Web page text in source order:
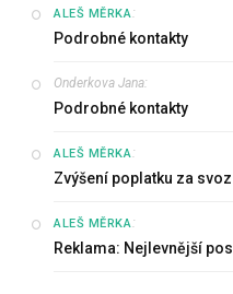
ALEŠ MĚRKA:
Podrobné kontakty
Onderkova Jana:
Podrobné kontakty
ALEŠ MĚRKA:
Zvýšení poplatku za
ALEŠ MĚRKA:
Reklama: Nejlevnější